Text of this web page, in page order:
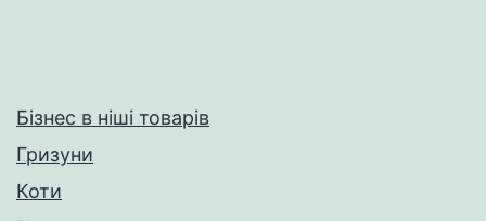
Бізнес в ніші товарів
Гризуни
Коти